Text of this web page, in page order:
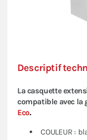
Descriptif
La casquette
compatible avec
Eco.
COULEUR :